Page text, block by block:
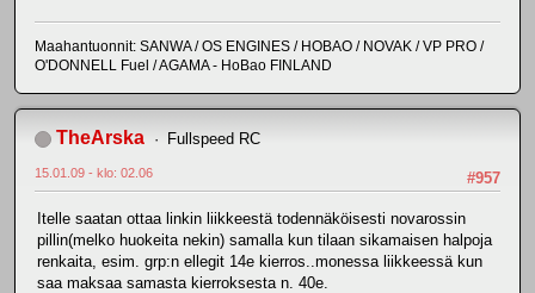
Maahantuonnit: SANWA / OS ENGINES / HOBAO / NOVAK / VP PRO /
O'DONNELL Fuel / AGAMA - HoBao FINLAND
TheArska Fullspeed RC
#957
15.01.09 - klo: 02.06
Itelle saatan ottaa linkin liikkeestä todennäköisesti novarossin
pillin(melko huokeita nekin) samalla kun tilaan sikamaisen halpoja
renkaita, esim. grp:n ellegit 14e kierros..monessa liikkeessä kun
saa maksaa samasta kierroksesta n. 40e.